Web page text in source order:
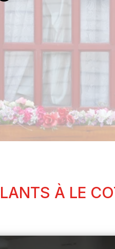
À LE